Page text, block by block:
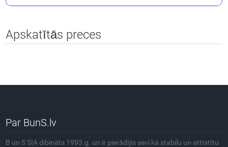
Apskatītās preces
Par BunS.lv
B un S SIA dibināts 1993.g. un ir pierādījis sevi kā stabilu un attīstītu